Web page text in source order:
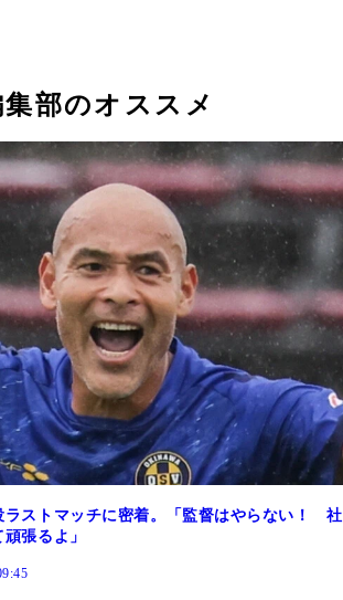
集部のオススメ
ラストマッチに密着。「監督はやらない！ 社
張るよ」